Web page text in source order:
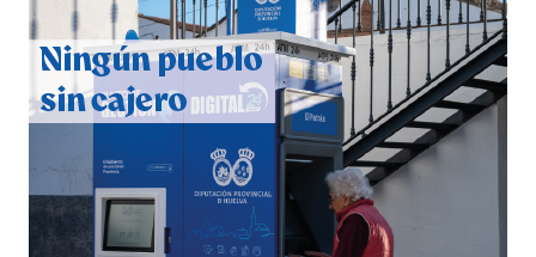
QUINTA CORRIDA DE LAS FIESTAS COLOMBINAS
2026
hace 5 días·Huelvatv